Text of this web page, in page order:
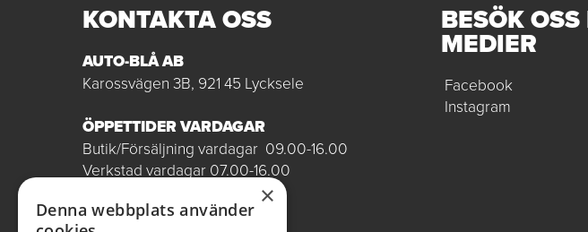
KONTAKTA OSS
AUTO-BLÅ AB
Karossvägen 3B, 921 45 Lycksele
ÖPPETTIDER VARDAGAR
Butik/Försäljning vardagar 09.00-16.00
Verkstad vardagar 07.00-16.00
BESÖK
MEDIER
Facebook
Instagram
×
Denna webbplats använder